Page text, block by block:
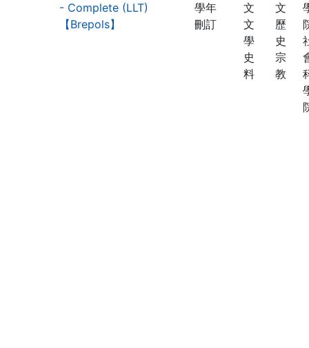
- Complete (LLT)
【Brepols】
學年
刪訂
文
文
學
史
料
文
歷
史
宗
教